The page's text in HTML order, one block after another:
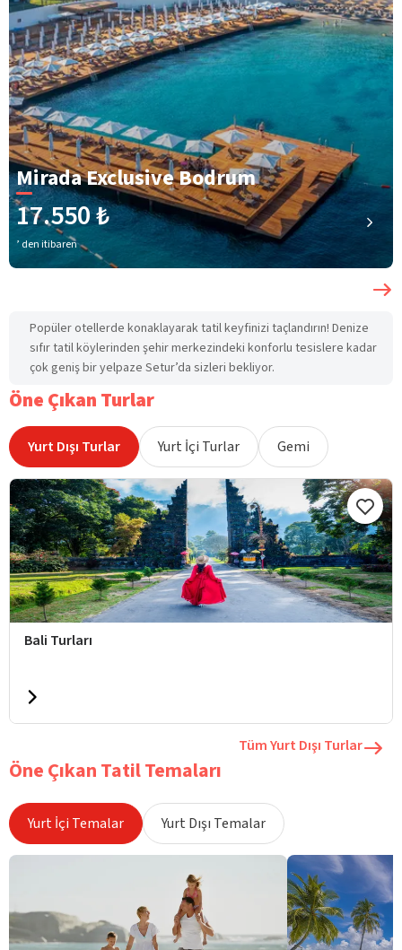
Mirada Exclusive Bodrum
17.550 ₺
’ den itibaren
Popüler otellerde konaklayarak tatil keyfinizi taçlandırın! Denize
sıfır tatil köylerinden şehir merkezindeki konforlu tesislere kadar
çok geniş bir yelpaze Setur’da sizleri bekliyor.
Öne Çıkan Turlar
Yurt Dışı Turlar Yurt İçi Turlar Gemi
Bali Turları
Tüm Yurt Dışı Turlar
Öne Çıkan Tatil Temaları
Yurt İçi Temalar Yurt Dışı Temalar